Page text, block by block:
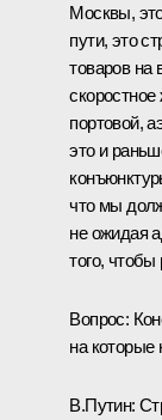
Москвы,
пути, это
товаров на
портовой,
это и
что мы
не ожидая
того,
Вопрос:
на которые
В.Путин: